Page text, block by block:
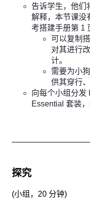
告诉学生，他们
解释，本节课没
考搭建手册第 1
可以复制
对其进行
计。
需要为小
供其穿行
向每个小组分发
Essential 套装，
探究
(小组，20 分钟)